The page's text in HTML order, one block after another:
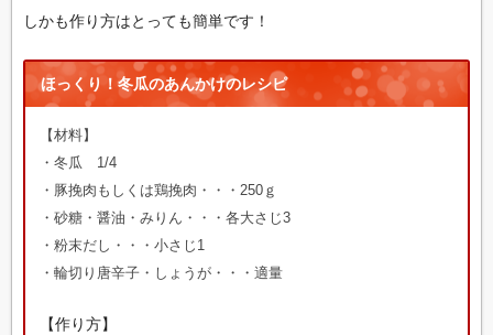
しかも作り方はとっても簡単です！
ほっくり！冬瓜のあんかけのレシピ
【材料】
・冬瓜 1/4
・豚挽肉もしくは鶏挽肉・・・250ｇ
・砂糖・醤油・みりん・・・各大さじ3
・粉末だし・・・小さじ1
・輪切り唐辛子・しょうが・・・適量
【作り方】